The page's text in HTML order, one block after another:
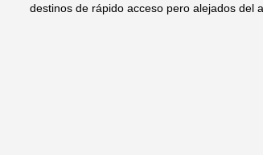
destinos de rápido acceso pero alejados del